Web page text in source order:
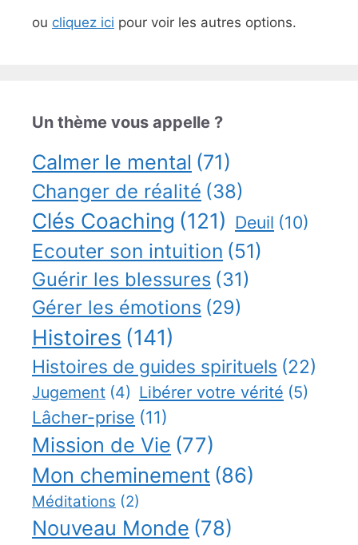
ou cliquez ici pour voir les autres options.
Un thème vous appelle ?
Calmer le mental (71)
Changer de réalité (38)
Clés Coaching (121) Deuil (10)
Ecouter son intuition (51)
Guérir les blessures (31)
Gérer les émotions (29)
Histoires (141)
Histoires de guides spirituels (22)
Jugement (4) Libérer votre vérité (5)
Lâcher-prise (11)
Mission de Vie (77)
Mon cheminement (86)
Méditations (2)
Nouveau Monde (78)